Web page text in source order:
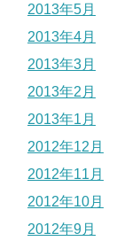
2013年5月
2013年4月
2013年3月
2013年2月
2013年1月
2012年12月
2012年11月
2012年10月
2012年9月